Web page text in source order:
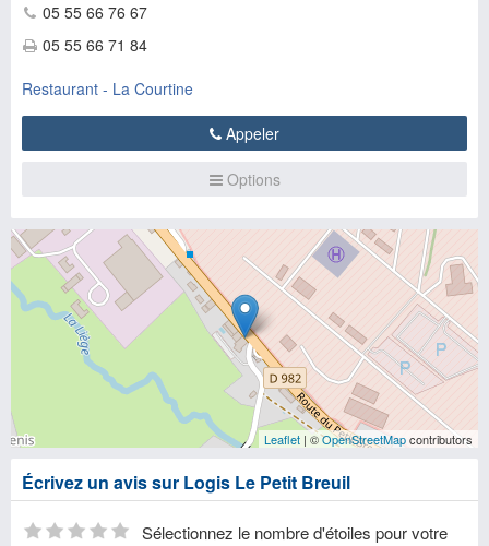
05 55 66 76 67
05 55 66 71 84
Restaurant - La Courtine
Appeler
Options
Leaflet | ©OpenStreetMapcontributors
Écrivez un avis sur Logis Le Petit Breuil
Sélectionnez le nombre d'étoiles pour votre